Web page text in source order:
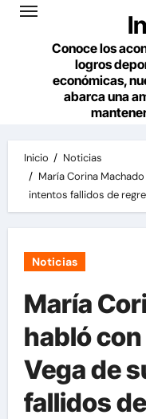
Conoce los
logros
económicas,
abarca una
Inicio
Noticias
María Corina
intentos fallidos de
Noticias
María
habló con
Vega de
fallidos